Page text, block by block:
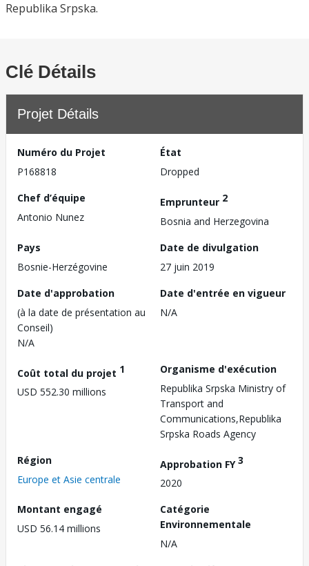
Republika Srpska.
Clé Détails
Projet Détails
Numéro du Projet
P168818
État
Dropped
Chef d’équipe
Antonio Nunez
Emprunteur 2
Bosnia and Herzegovina
Pays
Bosnie-Herzégovine
Date de divulgation
27 juin 2019
Date d'approbation
(à la date de présentation au
Conseil)
N/A
Date d'entrée en vigueur
N/A
Coût total du projet 1
USD 552.30 millions
Organisme d'exécution
Republika Srpska Ministry of
Transport and
Communications,Republika
Srpska Roads Agency
Région
Europe et Asie centrale
Approbation FY3
2020
Montant engagé
USD 56.14 millions
Catégorie
Environnementale
N/A